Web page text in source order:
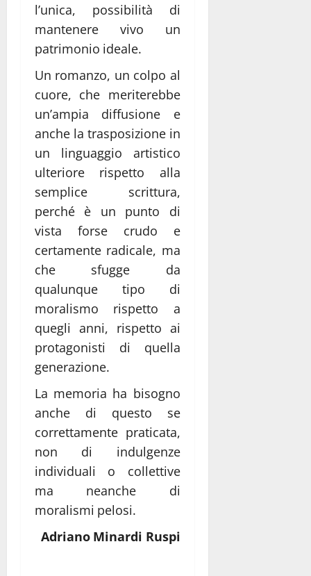
l’unica, possibilità di
mantenere vivo un
patrimonio ideale.
Un romanzo, un colpo al
cuore, che meriterebbe
un’ampia diffusione e
anche la trasposizione in
un linguaggio artistico
ulteriore rispetto alla
semplice scrittura,
perché è un punto di
vista forse crudo e
certamente radicale, ma
che sfugge da
qualunque tipo di
moralismo rispetto a
quegli anni, rispetto ai
protagonisti di quella
generazione.
La memoria ha bisogno
anche di questo se
correttamente praticata,
non di indulgenze
individuali o collettive
ma neanche di
moralismi pelosi.
Adriano Minardi Ruspi